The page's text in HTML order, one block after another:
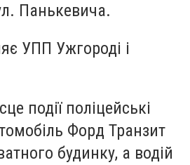
Панькевича.
УПП Ужгороді і
події поліцейські
Форд Транзит
будинку, а водій